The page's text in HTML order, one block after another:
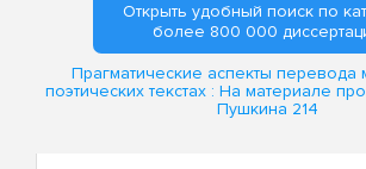
Открыть удобный поиск по
более 800 000
Прагматические аспекты перевода
поэтических текстах : На материале
Пушкина 214